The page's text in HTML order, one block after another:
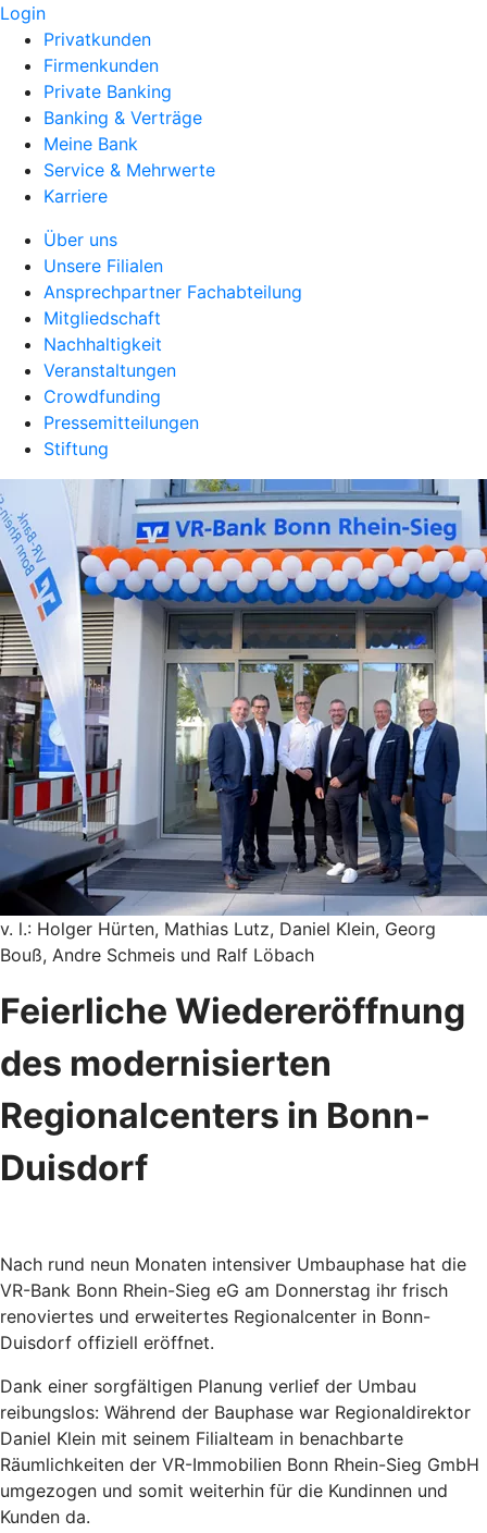
Login
Privatkunden
Firmenkunden
Private Banking
Banking & Verträge
Meine Bank
Service & Mehrwerte
Karriere
Über uns
Unsere Filialen
Ansprechpartner Fachabteilung
Mitgliedschaft
Nachhaltigkeit
Veranstaltungen
Crowdfunding
Pressemitteilungen
Stiftung
v. l.: Holger Hürten, Mathias Lutz, Daniel Klein, Georg
Bouß, Andre Schmeis und Ralf Löbach
Feierliche Wiedereröffnung
des modernisierten
Regionalcenters in Bonn-
Duisdorf
Nach rund neun Monaten intensiver Umbauphase hat die
VR-Bank Bonn Rhein-Sieg eG am Donnerstag ihr frisch
renoviertes und erweitertes Regionalcenter in Bonn-
Duisdorf offiziell eröffnet.
Dank einer sorgfältigen Planung verlief der Umbau
reibungslos: Während der Bauphase war Regionaldirektor
Daniel Klein mit seinem Filialteam in benachbarte
Räumlichkeiten der VR-Immobilien Bonn Rhein-Sieg GmbH
umgezogen und somit weiterhin für die Kundinnen und
Kunden da.